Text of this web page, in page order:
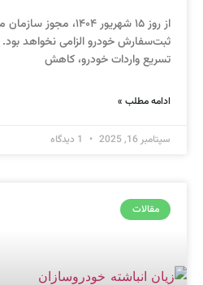
از روز ۱۵ شهریور ۱۴۰۴،
ثبت‌سفارش خودرو الزامی نخواهد
تسریع واردات خودرو، کاهش
ادامه مطلب »
سپتامبر 16, 2025
مقالات